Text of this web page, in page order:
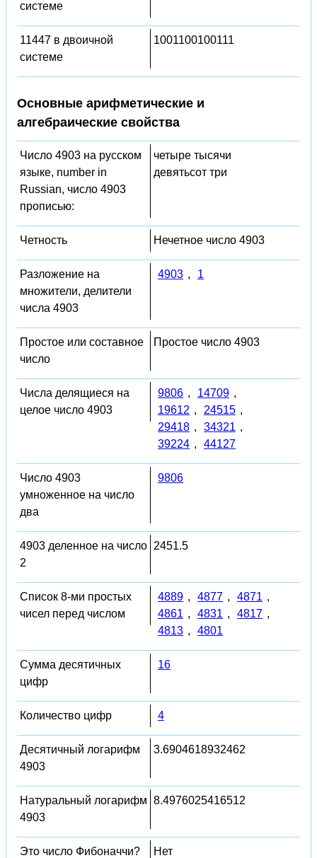
системе
11447 в двоичной
системе
1001100100111
Основные арифметические и
алгебраические свойства
Число 4903 на русском
языке, number in
Russian, число 4903
прописью:
четыре тысячи
девятьсот три
Четность Нечетное число 4903
Разложение на
множители, делители
числа 4903
4903 , 1
Простое или составное
число
Простое число 4903
Числа делящиеся на
целое число 4903
9806 , 14709 ,
19612 , 24515 ,
29418 , 34321 ,
39224 , 44127
Число 4903
умноженное на число
два
9806
4903 деленное на число
2
2451.5
Список 8-ми простых
чисел перед числом
4889 , 4877 , 4871 ,
4861 , 4831 , 4817 ,
4813 , 4801
Сумма десятичных
цифр
16
Количество цифр 4
Десятичный логарифм
4903
3.6904618932462
Натуральный логарифм
4903
8.4976025416512
Это число Фибоначчи? Нет